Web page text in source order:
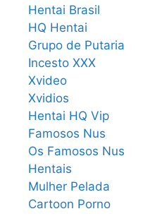
Hentai Brasil
HQ Hentai
Grupo de Putaria
Incesto XXX
Xvideo
Xvidios
Hentai HQ Vip
Famosos Nus
Os Famosos Nus
Hentais
Mulher Pelada
Cartoon Porno